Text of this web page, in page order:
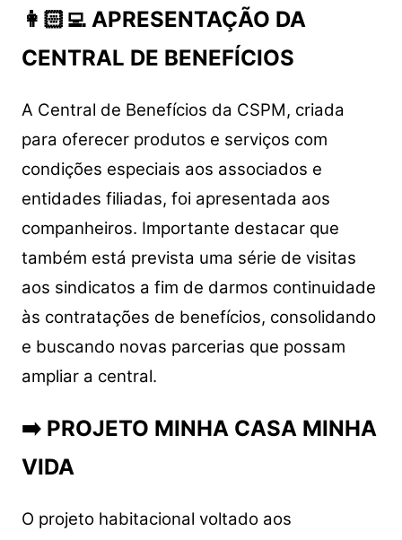
👩🏻‍💻 APRESENTAÇÃO DA
CENTRAL DE BENEFÍCIOS
A Central de Benefícios da CSPM, criada
para oferecer produtos e serviços com
condições especiais aos associados e
entidades filiadas, foi apresentada aos
companheiros. Importante destacar que
também está prevista uma série de visitas
aos sindicatos a fim de darmos continuidade
às contratações de benefícios, consolidando
e buscando novas parcerias que possam
ampliar a central.
➡️ PROJETO MINHA CASA MINHA
VIDA
O projeto habitacional voltado aos